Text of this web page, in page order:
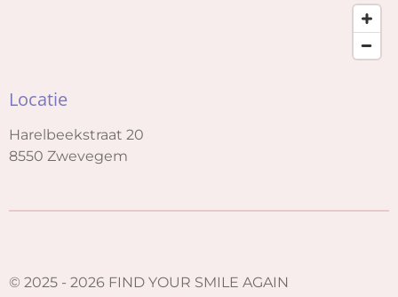
Locatie
Harelbeekstraat 20
8550 Zwevegem
© 2025 - 2026 FIND YOUR SMILE AGAIN